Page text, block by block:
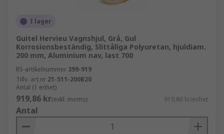
I lager
Guitel Hervieu Vagnshjul, Grå, Gul
Korrosionsbeständig, Slittåliga Polyuretan, hjuldiam.
200 mm, Aluminium nav, last 700
RS-artikelnummer 399-919
Tillv. art.nr 21-511-200B20
Antal (1 enhet)
919,86 kr(exkl. moms) 919,86 kr/enhet
Antal